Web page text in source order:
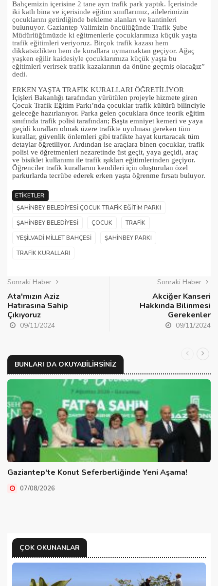
Bahçemizin içerisine 2 tane ayrı trafik park yaptık. İçerisinde
iki katlı bina ve içerisinde eğitim sınıflarımız, ailelerimizin
çocuklarını getirdiğinde bekleme alanları ve kantinleri
bulunuyor. Gaziantep Valimizin öncülüğünde Trafik Şube
Müdürlüğümüzde ki eğitmenlerle çocuklarımıza küçük yaşta
trafik eğitimleri veriyoruz. Birçok trafik kazası hem
dikkatsizlikten hem de kurallara uymamaktan geçiyor. Ağaç
yaşken eğilir kaidesiyle çocuklarımıza küçük yaşta bu
eğitimleri verirsek trafik kazalarının da önüne geçmiş olacağız”
dedi.
ERKEN YAŞTA TRAFİK KURALLARI ÖĞRETİLİYOR
İçişleri Bakanlığı tarafından yürütülen projeyle hizmete giren
Çocuk Trafik Eğitim Parkı’nda çocuklar trafik kültürü bilinciyle
geleceğe hazırlanıyor. Parka gelen çocuklara önce teorik eğitim
sınıfında trafik polisi tarafından; Başta emniyet kemeri ve yaya
geçidi kuralları olmak üzere trafikte uyulması gereken tüm
kurallar, güvenlik önlemleri gibi trafikte hayat kurtaracak tüm
detaylar öğretiliyor. Ardından ise araçlara binen çocuklar, trafik
polisi ve öğretmenleri nezaretinde üst geçit, yaya geçidi, araç
ve bisiklet kullanımı ile trafik ışıkları eğitimlerinden geçiyor.
Öğrenciler trafik kurallarını kendileri için oluşturulan özel
parkurlarda tecrübe ederek erken yaşta öğrenme fırsatı buluyor.
ETIKETLER:
ŞAHINBEY BELEDIYESI ÇOCUK TRAFIK EĞITIM PARKI
ŞAHINBEY BELEDIYESI
ÇOCUK
TRAFIK
YEŞILVADI MILLET BAHÇESI
ŞAHINBEY PARKI
TRAFIK KURALLARI
Sonraki Haber
Ata'mızın Aziz
Hatırasına Sahip
Çıkıyoruz
09/11/2024
Sonraki Haber
Akciğer Kanseri
Hakkında Bilinmesi
Gerekenler
09/11/2024
BUNLARI DA OKUYABILIRSINIZ
Gaziantep'te Konut Seferberliğinde Yeni Aşama!
07/08/2026
ÇOK OKUNANLAR